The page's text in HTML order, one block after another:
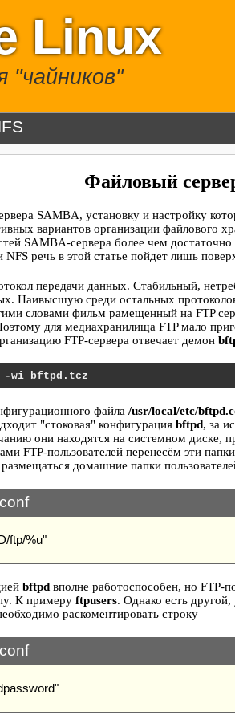
Linux
Файловый
SAMBA, установку и настройку
вариантов организации файлового
SAMBA-сервера более чем
NFS речь в этой статье пойдет лишь
передачи данных. Стабильный,
Наивысшую среди остальных
словами фильм рамещенный на FTP
для медиахранилища FTP мало
FTP-сервера отвечает демон
-wi bftpd.tcz
файла/usr/local/etc/
"стоковая" конфигурацияbftpd, за
они находятся на системном диске,
FTP-пользователей перенесём эти
домашние папки
ftp/%u"
bftpd вполне работоспособен, но FTP-
К примеруftpusers. Однако есть
раскоментировать строку